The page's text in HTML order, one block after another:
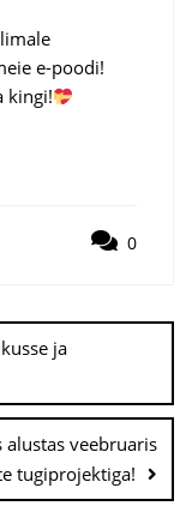
e-poodi!
kingi!
0
ja
alustas veebruaris
tugiprojektiga!